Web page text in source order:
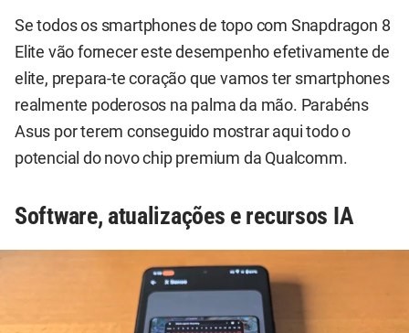
Se todos os smartphones de topo com Snapdragon 8
Elite vão fornecer este desempenho efetivamente de
elite, prepara-te coração que vamos ter smartphones
realmente poderosos na palma da mão. Parabéns
Asus por terem conseguido mostrar aqui todo o
potencial do novo chip premium da Qualcomm.
Software, atualizações e recursos IA